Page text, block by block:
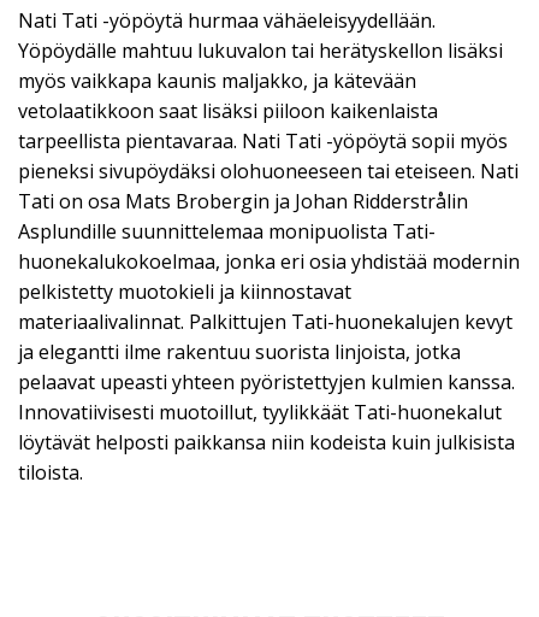
Nati Tati -yöpöytä hurmaa vähäeleisyydellään.
Yöpöydälle mahtuu lukuvalon tai herätyskellon lisäksi
myös vaikkapa kaunis maljakko, ja kätevään
vetolaatikkoon saat lisäksi piiloon kaikenlaista
tarpeellista pientavaraa. Nati Tati -yöpöytä sopii myös
pieneksi sivupöydäksi olohuoneeseen tai eteiseen. Nati
Tati on osa Mats Brobergin ja Johan Ridderstrålin
Asplundille suunnittelemaa monipuolista Tati-
huonekalukokoelmaa, jonka eri osia yhdistää modernin
pelkistetty muotokieli ja kiinnostavat
materiaalivalinnat. Palkittujen Tati-huonekalujen kevyt
ja elegantti ilme rakentuu suorista linjoista, jotka
pelaavat upeasti yhteen pyöristettyjen kulmien kanssa.
Innovatiivisesti muotoillut, tyylikkäät Tati-huonekalut
löytävät helposti paikkansa niin kodeista kuin julkisista
tiloista.